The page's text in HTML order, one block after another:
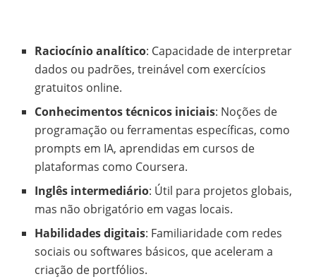
Raciocínio analítico: Capacidade de interpretar
dados ou padrões, treinável com exercícios
gratuitos online.
Conhecimentos técnicos iniciais: Noções de
programação ou ferramentas específicas, como
prompts em IA, aprendidas em cursos de
plataformas como Coursera.
Inglês intermediário: Útil para projetos globais,
mas não obrigatório em vagas locais.
Habilidades digitais: Familiaridade com redes
sociais ou softwares básicos, que aceleram a
criação de portfólios.